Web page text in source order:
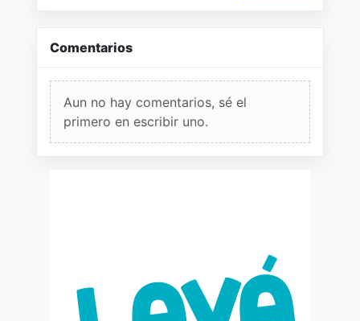
Comentarios
Aun no hay comentarios, sé el
primero en escribir uno.